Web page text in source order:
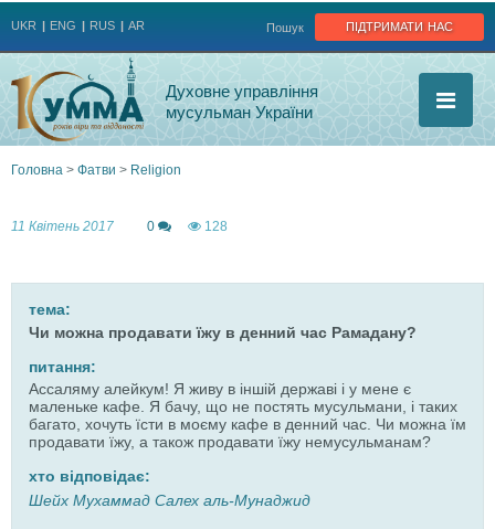
підтримати нас
Пошук
UKR ENG RUS AR
Духовне управління
мусульман України
Головна > Фатви > Religion
11 Квітень 2017 0 128
тема:
Чи можна продавати їжу в денний час Рамадану?
питання:
Ассаляму алейкум! Я живу в іншій державі і у мене є
маленьке кафе. Я бачу, що не постять мусульмани, і таких
багато, хочуть їсти в моєму кафе в денний час. Чи можна їм
продавати їжу, а також продавати їжу немусульманам?
хто відповідає:
Шейх Мухаммад Салех аль-Мунаджид